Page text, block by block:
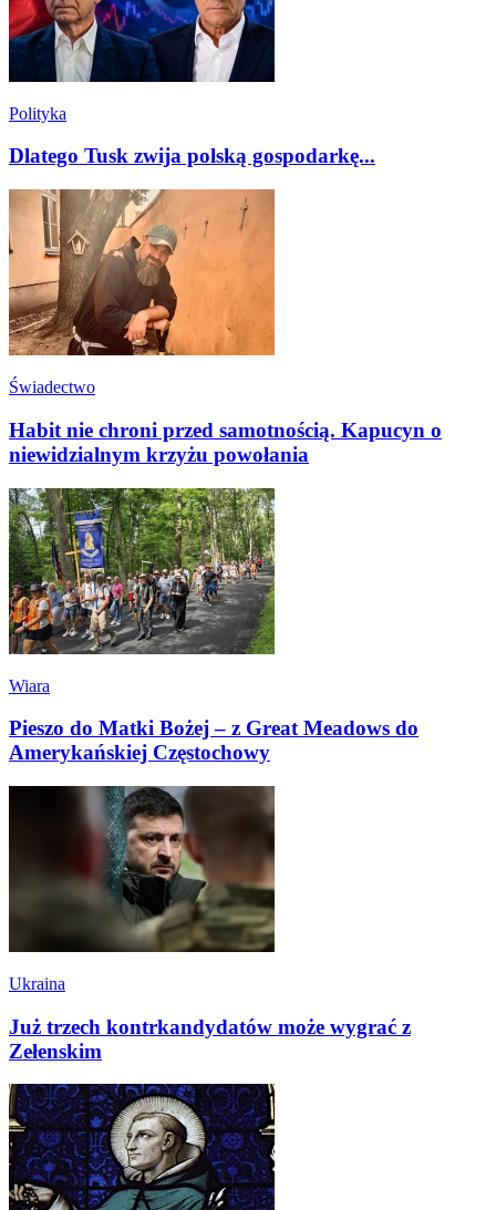
Polityka
Dlatego Tusk zwija polską gospodarkę...
Świadectwo
Habit nie chroni przed samotnością. Kapucyn o
niewidzialnym krzyżu powołania
Wiara
Pieszo do Matki Bożej – z Great Meadows do
Amerykańskiej Częstochowy
Ukraina
Już trzech kontrkandydatów może wygrać z
Zełenskim